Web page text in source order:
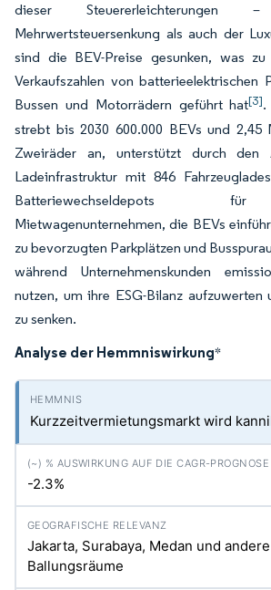
dieser
Mehrwertsteuersenkung als auch der
sind die BEV-Preise gesunken, was
Verkaufszahlen von batterieelektrischen
Bussen und Motorrädern geführt hat[3].
strebt bis 2030 600.000 BEVs und 2,45
Zweiräder an, unterstützt durch den
Ladeinfrastruktur mit 846
Batteriewechseldepots
Mietwagenunternehmen, die BEVs
zu bevorzugten Parkplätzen und
während Unternehmenskunden
nutzen, um ihre ESG-Bilanz aufzuwerten
zu senken.
Analyse der Hemmniswirkung*
Kurzzeitvermietungsmarkt wird
-2.3%
Jakarta, Surabaya, Medan und
Ballungsräume